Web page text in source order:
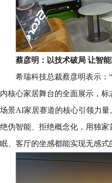
蔡彦明：以技术破局 让智
希瑞科技总裁蔡彦明表示
内核心家居舞台的全面展示，
场景AI家居赛道的核心引领力量
绝伪智能、拒绝概念化，用独家
眠、客厅的坐感都能实现无感式